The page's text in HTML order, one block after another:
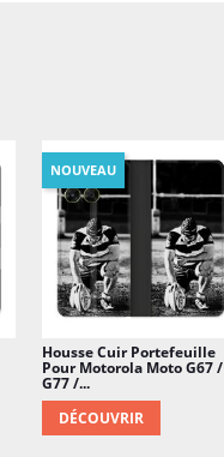
Housse Cuir Portefeuille
Pour Motorola Moto G67 /
G77 /...
DÉCOUVRIR
NOUVEAU